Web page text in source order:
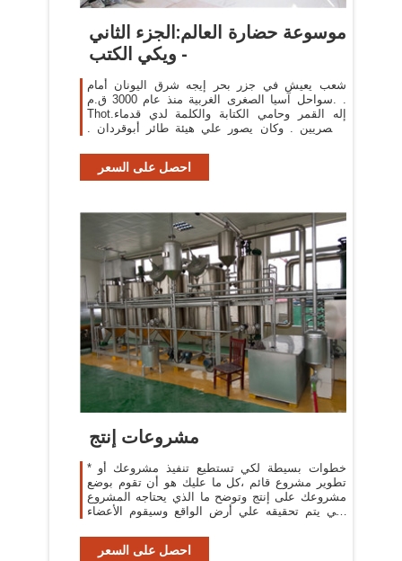
موسوعة حضارة العالم:الجزء الثاني
- ويكي الكتب
شعب يعيش في جزر بحر إيجه شرق اليونان أمام
سواحل آسيا الصغرى الغربية منذ عام 3000 ق.م. .
Thot.إله القمر وحامي الكتابة والكلمة لدي قدماء
المصريين . وكان يصور علي هيئة طائر أبوقردان .
احصل على السعر
مشروعات إنتج
* خطوات بسيطة لكي تستطيع تنفيذ مشروعك أو
تطوير مشروع قائم ،كل ما عليك هو أن تقوم بوضع
مشروعك على إنتج وتوضح ما الذي يحتاجه المشروع
لكي يتم تحقيقه علي أرض الواقع وسيقوم الأعضاء
احصل على السعر